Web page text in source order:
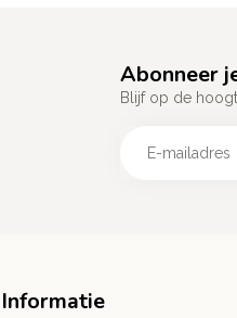
Abonneer
Blijf op de
Informatie